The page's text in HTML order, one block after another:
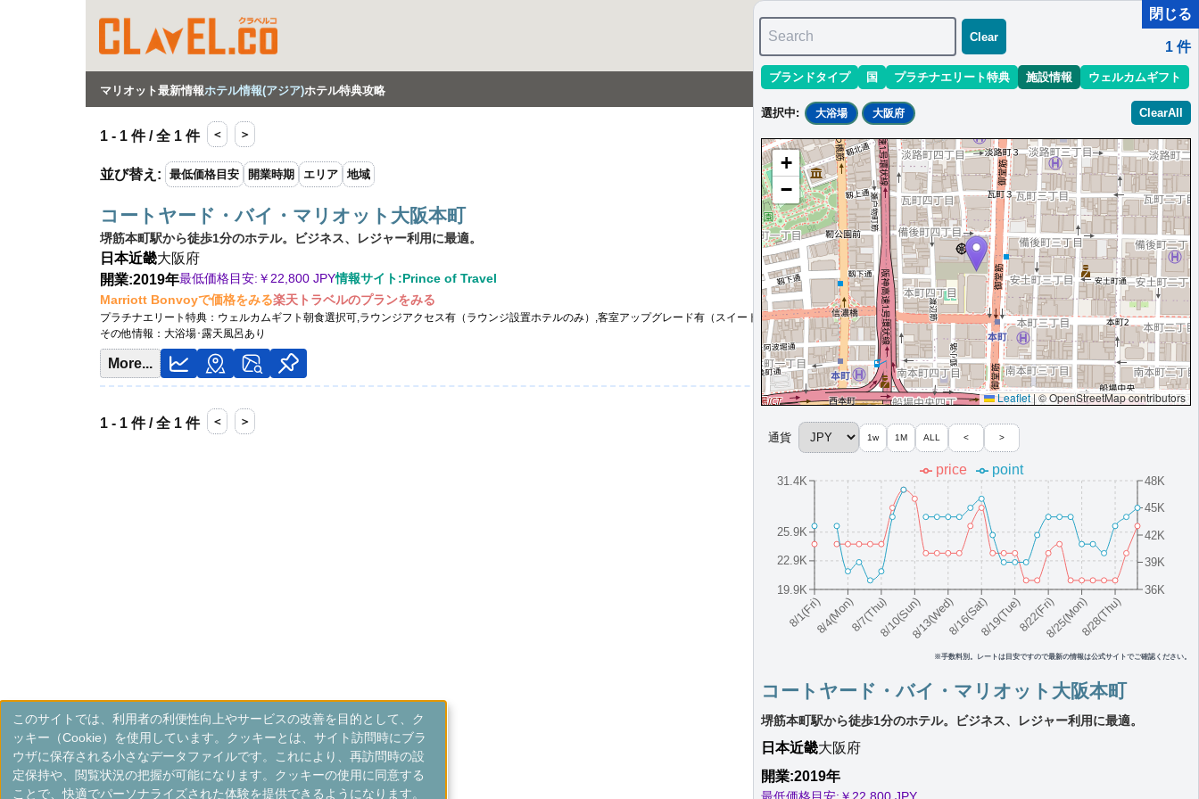
マリオット最新情報ホテル情報(アジア)ホテル特典攻略
1 - 1 件 / 全 1 件 ＜ ＞
並び替え : 最低価格目安 開業時期 エリア 地域
コートヤード・バイ・マリオット大阪本町
堺筋本町駅から徒歩1分のホテル。ビジネス、レジャー利用に最適。
日本近畿大阪府
開業:2019年最低価格目安:￥ 22,800 JPY情報サイト:Prince of Travel
Marriott Bonvoyで価格をみる楽天トラベルのプランをみる
プラチナエリート特典： ウェルカムギフト朝食選択可,ラウンジアクセス有（ラウンジ設置ホテルのみ）,客室アップグレード有（スイート含む）※ラウンジ有の場合「ラウンジ朝食」固定
その他情報： 大浴場･露天風呂あり
More...
1 - 1 件 / 全 1 件 ＜ ＞
閉じる
Search
Clear
1 件
ブランドタイプ 国 プラチナエリート特典 施設情報 ウェルカムギフト
選択中: 大浴場 大阪府 ClearAll
+
−
Leaflet|© OpenStreetMap contributors
8/1(Fri)8/4(Mon)8/7(Thu)8/10(Sun)8/13(Wed)8/16(Sat)8/19(Tue)8/22(Fri)8/25(Mon)8/28(Thu)
19.9K
22.9K
25.9K
31.4K
36K
39K
42K
45K
48K
price point
※手数料別。レートは目安ですので最新の情報は公式サイトでご確認ください。
通貨 1w 1M ALL < >
コートヤード・バイ・マリオット大阪本町
堺筋本町駅から徒歩1分のホテル。ビジネス、レジャー利用に最適。
日本近畿大阪府
開業:2019年
このサイトでは、利用者の利便性向上やサービスの改善を目的として、ク
ッキー（Cookie）を使用しています。クッキーとは、サイト訪問時にブラ
ウザに保存される小さなデータファイルです。これにより、再訪問時の設
定保持や、閲覧状況の把握が可能になります。クッキーの使用に同意する
ことで、快適でパーソナライズされた体験を提供できるようになります。